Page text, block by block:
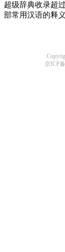
超级辞典收录超
部常用汉语的释
京ICP